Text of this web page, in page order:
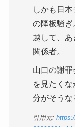
しかも日
の降板騒ぎ
越して、
関係者。
山口の謝
を見たく
分がそうな
引用元: